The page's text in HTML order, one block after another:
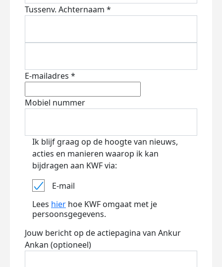
Tussenv. Achternaam *
E-mailadres *
Mobiel nummer
Ik blijf graag op de hoogte van nieuws,
acties en manieren waarop ik kan
bijdragen aan KWF via:
E-mail
Lees hier hoe KWF omgaat met je
persoonsgegevens.
Jouw bericht op de actiepagina van Ankur
Ankan (optioneel)